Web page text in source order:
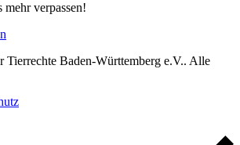
verpassen!
Tierrechte Baden-Württemberg e.V.. Alle